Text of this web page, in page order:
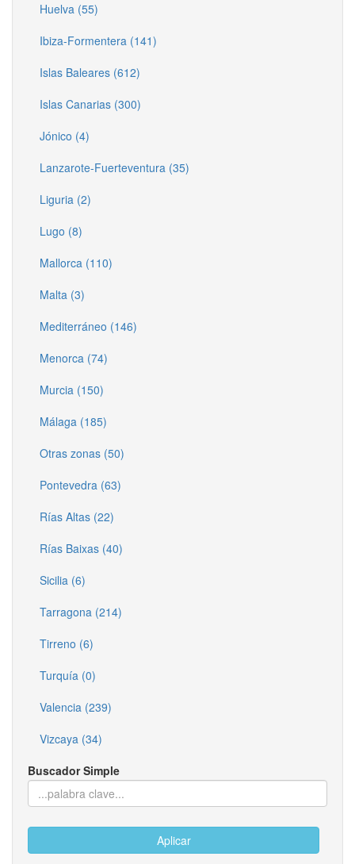
Huelva (55)
Ibiza-Formentera (141)
Islas Baleares (612)
Islas Canarias (300)
Jónico (4)
Lanzarote-Fuerteventura (35)
Liguria (2)
Lugo (8)
Mallorca (110)
Malta (3)
Mediterráneo (146)
Menorca (74)
Murcia (150)
Málaga (185)
Otras zonas (50)
Pontevedra (63)
Rías Altas (22)
Rías Baixas (40)
Sicilia (6)
Tarragona (214)
Tirreno (6)
Turquía (0)
Valencia (239)
Vizcaya (34)
Buscador Simple
Aplicar